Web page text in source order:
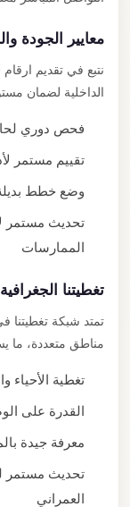
معايير الجودة
نتبع في تقديم ارقام
الداخلية لضمان
فحص دوري لحالة
تقييم مستمر
وضع خطط
تحديث مستمر
الممارسات
تغطيتنا الجغرافية
تمتد شبكة تغطيتنا
مناطق متعددة، ما
تغطية الأحياء
القدرة على
معرفة جيدة
تحديث مستمر
العمراني